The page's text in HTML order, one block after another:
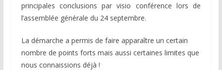
principales conclusions par visio conférence lors de
l’assemblée générale du 24 septembre.
La démarche a permis de faire apparaître un certain
nombre de points forts mais aussi certaines limites que
nous connaissions déjà !